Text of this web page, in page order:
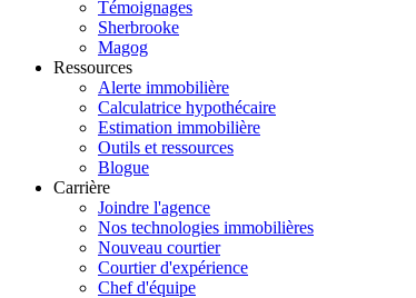
Témoignages
Sherbrooke
Magog
Ressources
Alerte immobilière
Calculatrice hypothécaire
Estimation immobilière
Outils et ressources
Blogue
Carrière
Joindre l'agence
Nos technologies immobilières
Nouveau courtier
Courtier d'expérience
Chef d'équipe